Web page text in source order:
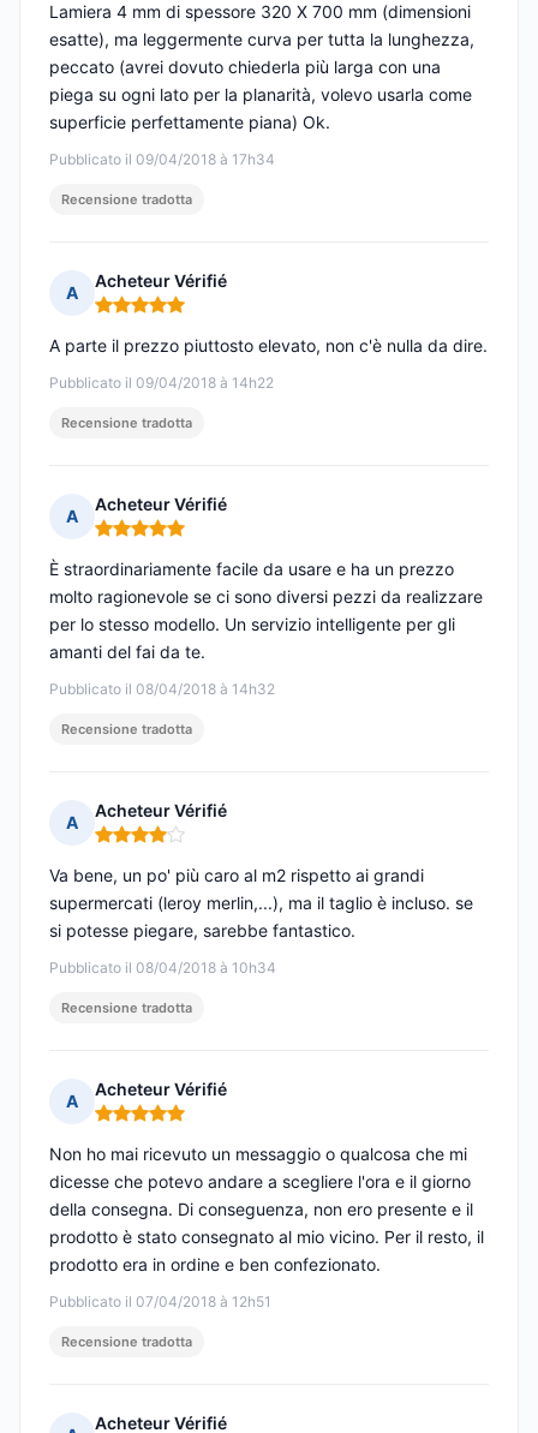
Pubblicato il 09/04/2018 à 17h34
Lamiera 4 mm di spessore 320 X 700 mm (dimensioni
esatte), ma leggermente curva per tutta la lunghezza,
peccato (avrei dovuto chiederla più larga con una
piega su ogni lato per la planarità, volevo usarla come
superficie perfettamente piana) Ok.
Recensione tradotta
A
Acheteur Vérifié
Nota: 5 su 5
Pubblicato il 09/04/2018 à 14h22
A parte il prezzo piuttosto elevato, non c'è nulla da dire.
Recensione tradotta
A
Acheteur Vérifié
Nota: 5 su 5
Pubblicato il 08/04/2018 à 14h32
È straordinariamente facile da usare e ha un prezzo
molto ragionevole se ci sono diversi pezzi da realizzare
per lo stesso modello. Un servizio intelligente per gli
amanti del fai da te.
Recensione tradotta
A
Acheteur Vérifié
Nota: 4 su 5
Pubblicato il 08/04/2018 à 10h34
Va bene, un po' più caro al m2 rispetto ai grandi
supermercati (leroy merlin,...), ma il taglio è incluso. se
si potesse piegare, sarebbe fantastico.
Recensione tradotta
A
Acheteur Vérifié
Nota: 5 su 5
Pubblicato il 07/04/2018 à 12h51
Non ho mai ricevuto un messaggio o qualcosa che mi
dicesse che potevo andare a scegliere l'ora e il giorno
della consegna. Di conseguenza, non ero presente e il
prodotto è stato consegnato al mio vicino. Per il resto, il
prodotto era in ordine e ben confezionato.
Recensione tradotta
Acheteur Vérifié